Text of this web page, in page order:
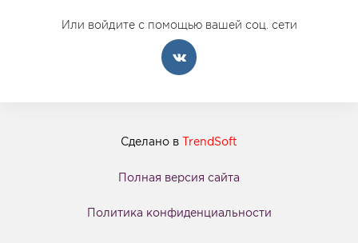
Или войдите с помощью вашей соц. сети
Сделано в TrendSoft
Полная версия сайта
Политика конфиденциальности